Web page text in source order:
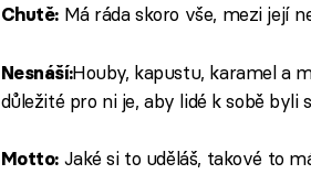
Chutě: Má ráda skoro vše, mezi její
Nesnáší: ​​​​​​​Houby, kapustu, karamel a
důležité pro ni je, aby lidé k sobě byli
Motto: Jaké si to uděláš, takové to